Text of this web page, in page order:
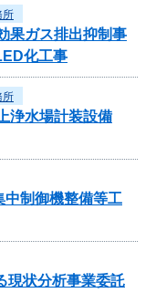
所
果ガス排出抑制事
化工事
所
浄水場計装設備
中制御機整備等工
現状分析事業委託